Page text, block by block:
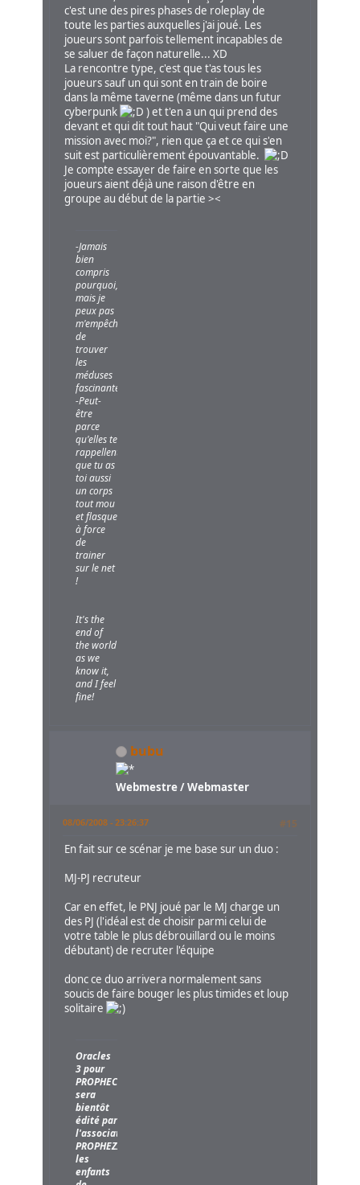
c'est une des pires phases de roleplay de
toute les parties auxquelles j'ai joué. Les
joueurs sont parfois tellement incapables de
se saluer de façon naturelle... XD
La rencontre type, c'est que t'as tous les
joueurs sauf un qui sont en train de boire
dans la même taverne (même dans un futur
cyberpunk
) et t'en a un qui prend des
devant et qui dit tout haut "Qui veut faire une
mission avec moi?", rien que ça et ce qui s'en
suit est particulièrement épouvantable.
Je compte essayer de faire en sorte que les
joueurs aient déjà une raison d'être en
groupe au début de la partie ><
-Jamais
bien
compris
pourquoi,
mais je
peux pas
m'empêcher
de
trouver
les
méduses
fascinantes...
-Peut-
être
parce
qu'elles te
rappellent
que tu as
toi aussi
un corps
tout mou
et flasque
à force
de
trainer
sur le net
!
It's the
end of
the world
as we
know it,
and I feel
fine!
bubu
Webmestre / Webmaster
08/06/2008 - 23:26:37 #15
En fait sur ce scénar je me base sur un duo :
MJ-PJ recruteur
Car en effet, le PNJ joué par le MJ charge un
des PJ (l'idéal est de choisir parmi celui de
votre table le plus débrouillard ou le moins
débutant) de recruter l'équipe
donc ce duo arrivera normalement sans
soucis de faire bouger les plus timides et loup
solitaire
Oracles
3 pour
PROPHECY
sera
bientôt
édité par
l'association
PROPHEZINE,
les
enfants